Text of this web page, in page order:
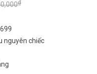
₫
nguyên chiếc